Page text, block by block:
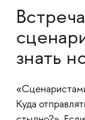
знать
Куда